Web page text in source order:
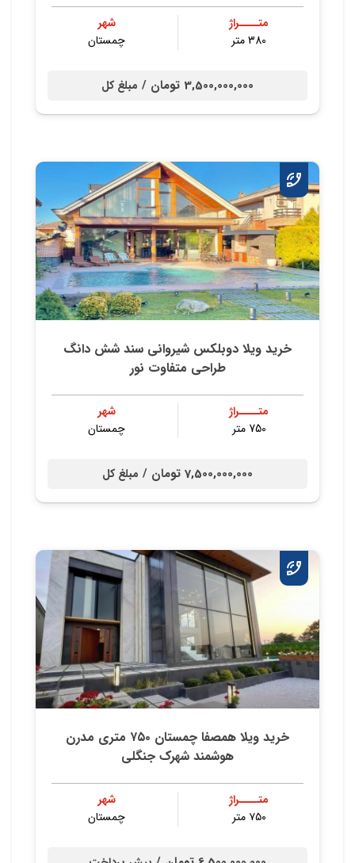
متــــراژ
380 متر
شهر
چمستان
3,500,000,000 تومان / مبلغ کل
خرید ویلا دوبلکس شیروانی سند شش دانگ
طراحی متفاوت نور
متــــراژ
750 متر
شهر
چمستان
7,500,000,000 تومان / مبلغ کل
خرید ویلا همصفا چمستان ۷۵۰ متری مدرن
هوشمند شهرک جنگلی
متــــراژ
۷۵۰ متر
شهر
چمستان